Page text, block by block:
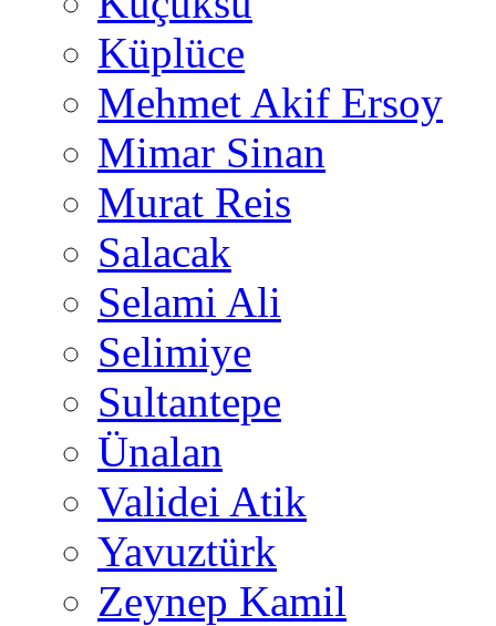
Küplüce
Mehmet Akif Ersoy
Mimar Sinan
Murat Reis
Salacak
Selami Ali
Selimiye
Sultantepe
Ünalan
Validei Atik
Yavuztürk
Zeynep Kamil